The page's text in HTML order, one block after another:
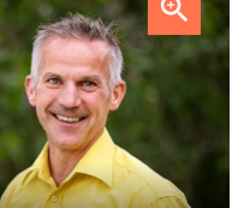
Lindgrens Värld är
FOTO: Astrid